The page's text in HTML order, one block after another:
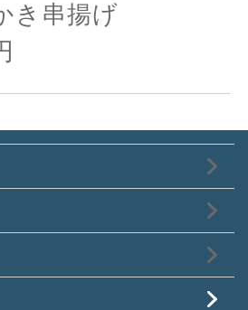
かき串揚げ